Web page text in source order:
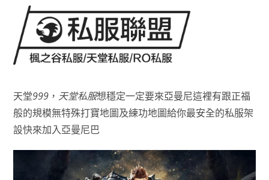
天堂999 ， 天堂私服想穩定一定要來亞曼尼這裡有跟正福
般的規模無特殊打寶地圖及練功地圖給你最安全的私服架
設快來加入亞曼尼巴